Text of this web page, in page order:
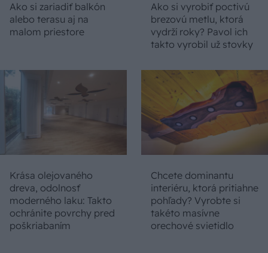
Ako si zariadiť balkón
alebo terasu aj na
malom priestore
Ako si vyrobiť poctivú
brezovú metlu, ktorá
vydrží roky? Pavol ich
takto vyrobil už stovky
Krása olejovaného
dreva, odolnosť
moderného laku: Takto
ochránite povrchy pred
poškriabaním
Chcete dominantu
interiéru, ktorá pritiahne
pohľady? Vyrobte si
takéto masívne
orechové svietidlo